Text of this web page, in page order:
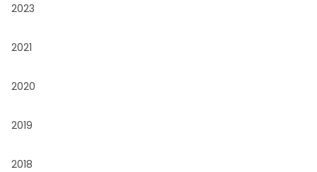
2023
2021
2020
2019
2018